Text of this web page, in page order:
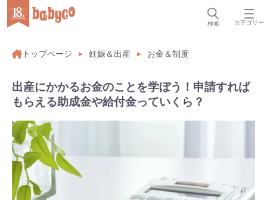
検索 カテゴリー
トップページ 妊娠＆出産 お金＆制度
出産にかかるお金のことを学ぼう！申請すれば
もらえる助成金や給付金っていくら？